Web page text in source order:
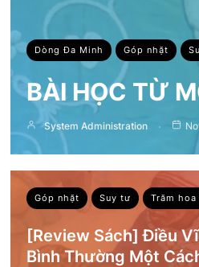
Dòng Đa Minh Góp nhặt
BÀI HỌC TỪ
System Administration
Góp nhặt Suy tư Trăm hoa
[Review Sách] Điều
Bình Thường Một